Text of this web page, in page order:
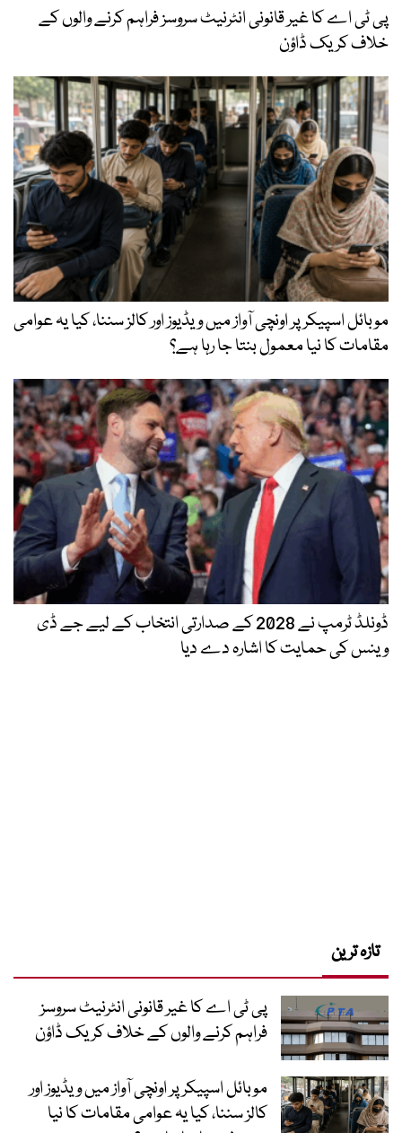
پی ٹی اے کا غیر قانونی انٹرنیٹ سروسز فراہم کرنے والوں کے
خلاف کریک ڈاؤن
موبائل اسپیکر پر اونچی آواز میں ویڈیوز اور کالز سننا، کیا یہ عوامی
مقامات کا نیا معمول بنتا جا رہا ہے؟
ڈونلڈ ٹرمپ نے 2028 کے صدارتی انتخاب کے لیے جے ڈی
وینس کی حمایت کا اشارہ دے دیا
تازہ ترین
پی ٹی اے کا غیر قانونی انٹرنیٹ سروسز
فراہم کرنے والوں کے خلاف کریک ڈاؤن
موبائل اسپیکر پر اونچی آواز میں ویڈیوز اور
کالز سننا، کیا یہ عوامی مقامات کا نیا